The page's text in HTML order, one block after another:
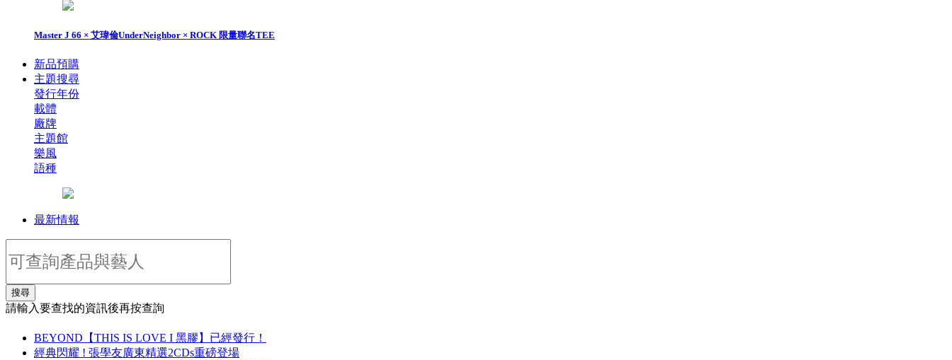
Master J 66 × 艾瑋倫UnderNeighbor × ROCK 限量聯名TEE
新品預購
主題搜尋
發行年份
載體
廠牌
主題館
樂風
語種
最新情報
搜尋
請輸入要查找的資訊後再按查詢
BEYOND【THIS IS LOVE I 黑膠】已經發行！
經典閃耀 ! 張學友廣東精選2CDs重磅登場